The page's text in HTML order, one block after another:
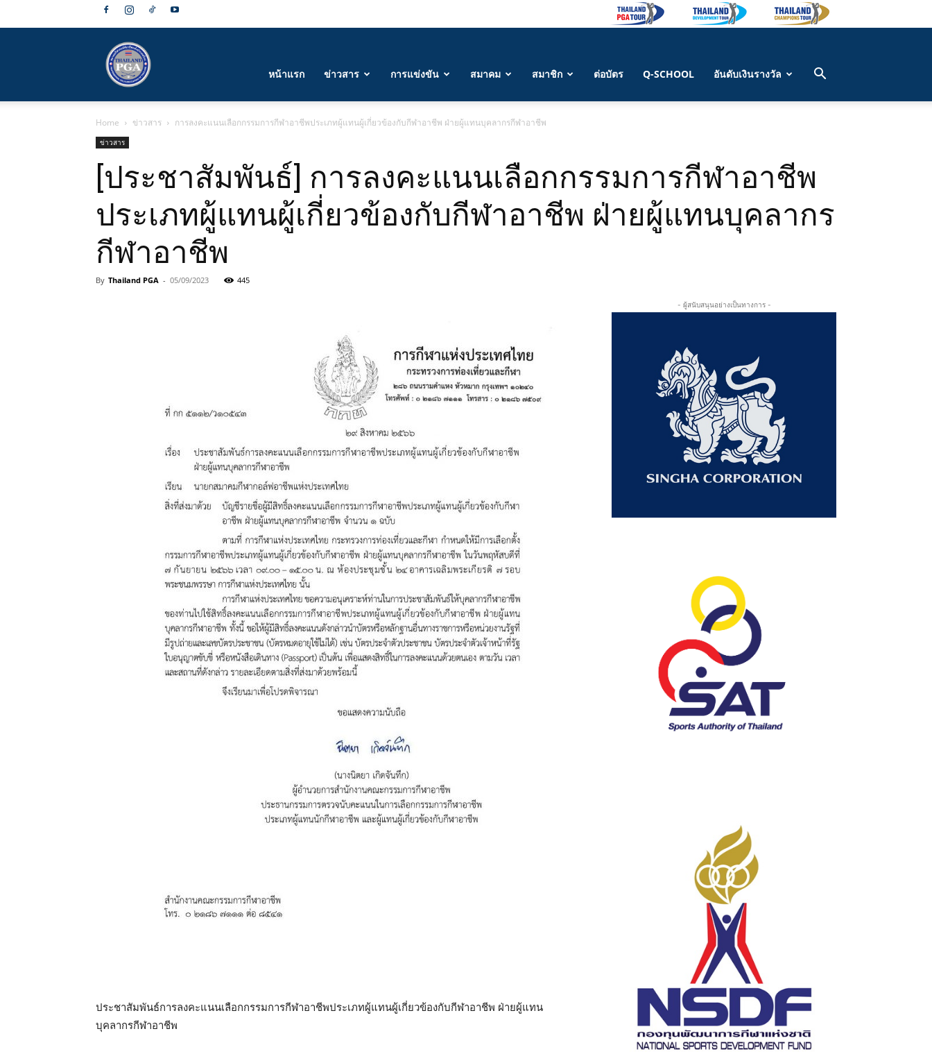
กอล์ฟ
อาชีพ
หน้าแรก ข่าวสาร การแข่งขัน สมาคม สมาชิก ต่อบัตร Q-SCHOOL อันดับเงินรางวัล
Home ข่าวสาร การลงคะแนนเลือกกรรมการกีฬาอาชีพประเภทผู้แทนผู้เกี่ยวข้องกับกีฬาอาชีพ ฝ่ายผู้แทนบุคลากรกีฬาอาชีพ
ข่าวสาร
[ประชาสัมพันธ์] การลงคะแนนเลือกกรรมการกีฬาอาชีพ
ประเภทผู้แทนผู้เกี่ยวข้องกับกีฬาอาชีพ ฝ่ายผู้แทนบุคลากร
กีฬาอาชีพ
By Thailand PGA - 05/09/2023 445
ประชาสัมพันธ์การลงคะแนนเลือกกรรมการกีฬาอาชีพประเภทผู้แทนผู้เกี่ยวข้องกับกีฬาอาชีพ ฝ่ายผู้แทน
บุคลากรกีฬาอาชีพ
- ผู้สนับสนุนอย่างเป็นทางการ -